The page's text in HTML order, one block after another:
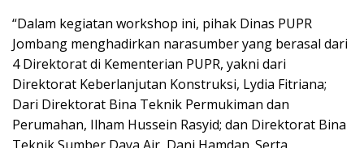
“Dalam kegiatan workshop ini, pihak Dinas PUPR
Jombang menghadirkan narasumber yang berasal dari
4 Direktorat di Kementerian PUPR, yakni dari
Direktorat Keberlanjutan Konstruksi, Lydia Fitriana;
Dari Direktorat Bina Teknik Permukiman dan
Perumahan, Ilham Hussein Rasyid; dan Direktorat Bina